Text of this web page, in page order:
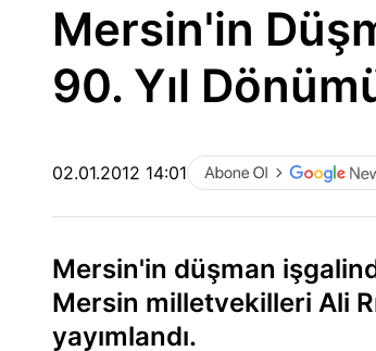
Mersin'in
90. Yıl
02.01.2012 14:01
Mersin'in düşman
Mersin milletvekilleri Ali
yayımlandı.